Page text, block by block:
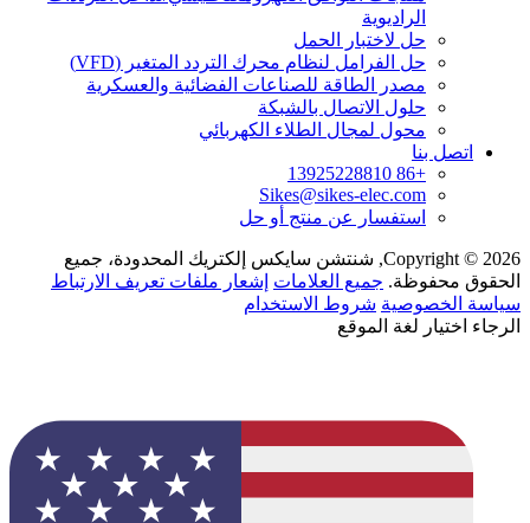
الراديوية
حل لاختبار الحمل
حل الفرامل لنظام محرك التردد المتغير (VFD)
مصدر الطاقة للصناعات الفضائية والعسكرية
حلول الاتصال بالشبكة
محول لمجال الطلاء الكهربائي
اتصل بنا
+86 13925228810
Sikes@sikes-elec.com
استفسار عن منتج أو حل
Copyright © 2026, شنتشن سايكس إلكتريك المحدودة، جميع
الحقوق محفوظة. جميع العلامات إشعار ملفات تعريف الارتباط
سياسة الخصوصية شروط الاستخدام
الرجاء اختيار لغة الموقع